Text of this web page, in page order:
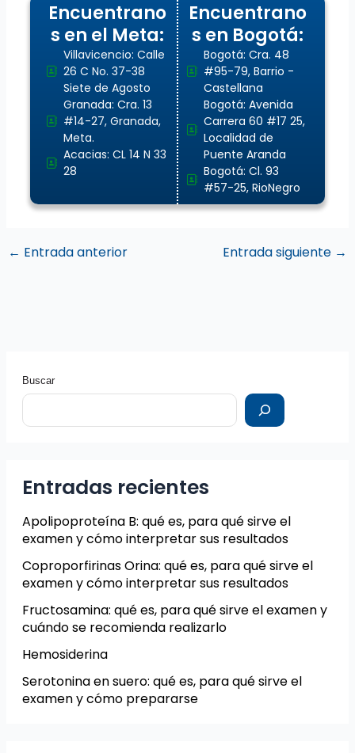
Encuentrano
s en el Meta:
Villavicencio: Calle
26 C No. 37-38
Siete de Agosto
Granada: Cra. 13
#14-27, Granada,
Meta.
Acacias: CL 14 N 33
28
Encuentrano
s en Bogotá:
Bogotá: Cra. 48
#95-79, Barrio -
Castellana
Bogotá: Avenida
Carrera 60 #17 25,
Localidad de
Puente Aranda
Bogotá: Cl. 93
#57-25, RioNegro
← Entrada anterior Entrada siguiente →
Buscar
Entradas recientes
Apolipoproteína B: qué es, para qué sirve el
examen y cómo interpretar sus resultados
Coproporfirinas Orina: qué es, para qué sirve el
examen y cómo interpretar sus resultados
Fructosamina: qué es, para qué sirve el examen y
cuándo se recomienda realizarlo
Hemosiderina
Serotonina en suero: qué es, para qué sirve el
examen y cómo prepararse